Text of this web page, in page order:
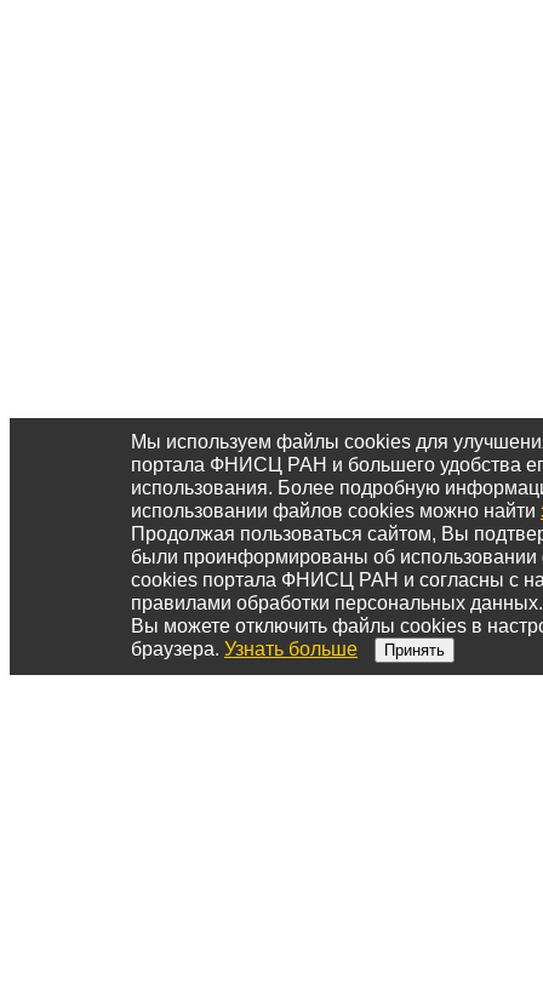
Мы используем файлы cookies для
портала ФНИСЦ РАН и большего удобства
использования. Более подробную
использовании файлов cookies можно найти
Продолжая пользоваться сайтом, Вы
были проинформированы об
cookies портала ФНИСЦ РАН и согласны с
правилами обработки персональных данных.
Вы можете отключить файлы cookies в
браузера. Узнать больше Принять